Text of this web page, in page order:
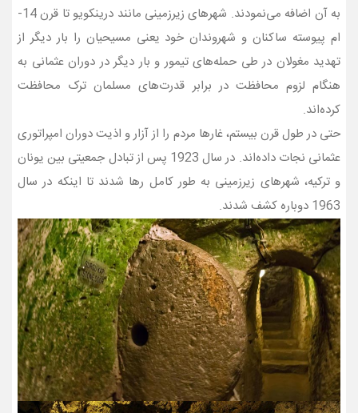
به آن اضافه می‌نمودند. شهرهای زیرزمینی مانند درينکويو تا قرن 14-
ام پیوسته ساکنان و شهروندان خود یعنی مسیحیان را بار دیگر از
تهدید مغولان در طی حمله‌های تیمور و بار دیگر در دوران عثمانی به
هنگام لزوم محافظت در برابر قدرت‌های مسلمان ترک محافظت
کرده‌‌اند.
حتی در طول قرن بیستم، غارها مردم را از آزار و اذیت دوران امپراتوری
عثمانی نجات داده‌اند. در سال 1923 پس از تبادل جمعیتی بین یونان
و ترکیه، شهرهای زیرزمینی به طور کامل رها شدند تا اینکه در سال
1963 دوباره کشف شدند.